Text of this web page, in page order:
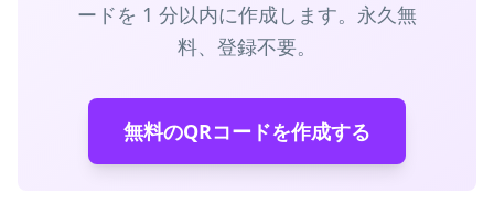
ードを 1 分以内に作成します。永久無
料、登録不要。
無料のQRコードを作成する